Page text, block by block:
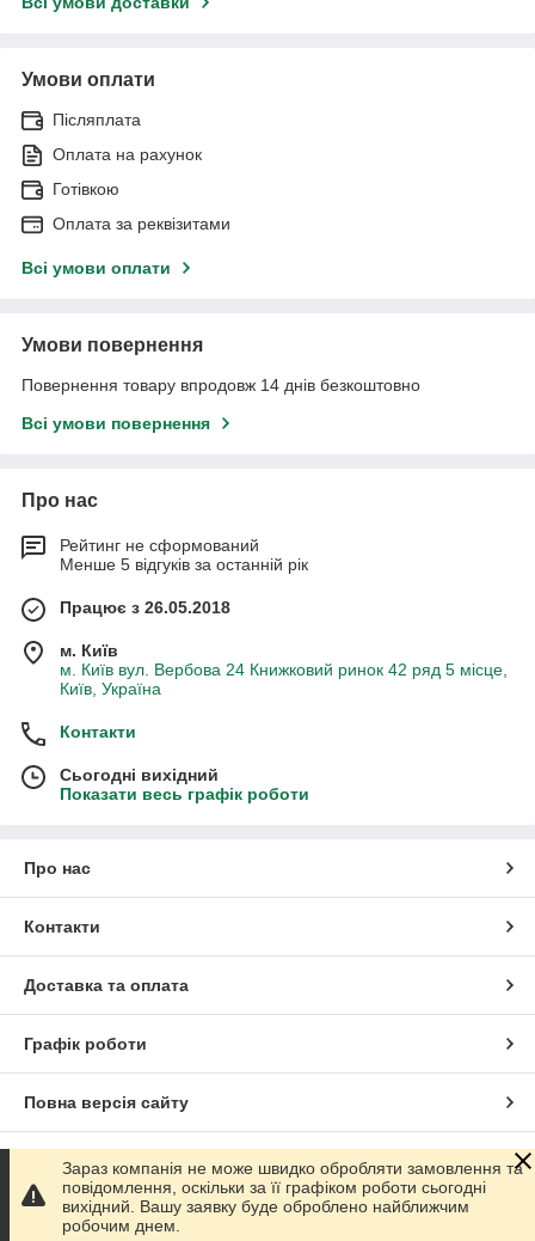
Умови оплати
Післяплата
Оплата на рахунок
Готівкою
Оплата за реквізитами
Всі умови оплати
Умови повернення
Повернення товару впродовж 14 днів безкоштовно
Всі умови повернення
Про нас
Рейтинг не сформований
Менше 5 відгуків за останній рік
Працює з 26.05.2018
м. Київ
м. Київ вул. Вербова 24 Книжковий ринок 42 ряд 5 місце,
Київ, Україна
Контакти
Сьогодні вихідний
Показати весь графік роботи
Про нас
Контакти
Доставка та оплата
Графік роботи
Повна версія сайту
Сайт створено на маркетплейсі Prom.ua
Політика конфіденційності
Зараз компанія не може швидко обробляти замовлення та
повідомлення, оскільки за її графіком роботи сьогодні
вихідний. Вашу заявку буде оброблено найближчим
робочим днем.